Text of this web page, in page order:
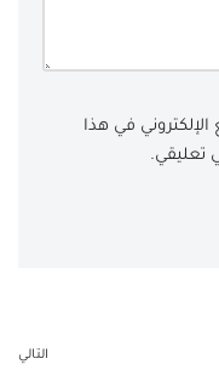
في هذا
تعليقي.
التالي